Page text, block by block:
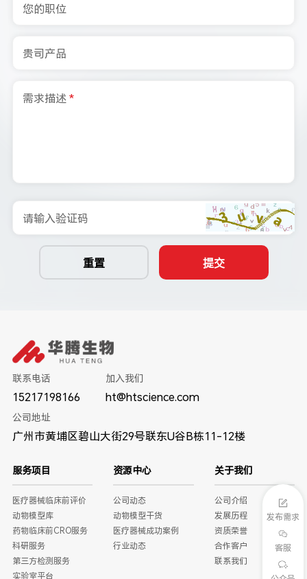
您的职位
贵司产品
需求描述 *
请输入验证码
提交
重置
联系电话
15217198166
加入我们
ht@htscience.com
公司地址
广州市黄埔区碧山大街29号联东U谷B栋11-12楼
服务项目
医疗器械临床前评价
动物模型库
药物临床前CRO服务
科研服务
第三方检测服务
实验室平台
资源中心
公司动态
动物模型干货
医疗器械成功案例
行业动态
关于我们
公司介绍
发展历程
资质荣誉
合作客户
联系我们
发布需求
客服